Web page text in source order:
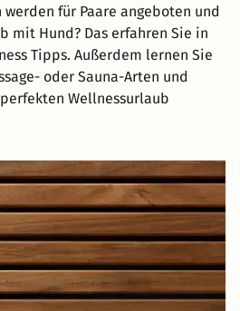
für Paare angeboten und
mit Hund? Das erfahren Sie in
Tipps. Außerdem lernen Sie
oder Sauna-Arten und
Wellnessurlaub